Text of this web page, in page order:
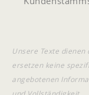
Unsere Texte
ersetzen keine
angebotenen